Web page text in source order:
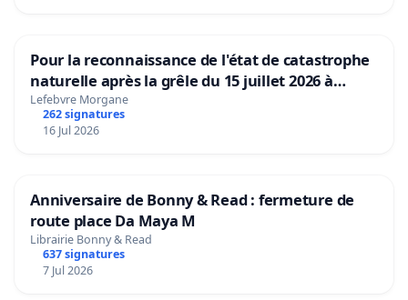
Pour la reconnaissance de l'état de catastrophe
naturelle après la grêle du 15 juillet 2026 à
Aubenas et ses alentours
Lefebvre Morgane
262 signatures
16 Jul 2026
Anniversaire de Bonny & Read : fermeture de
route place Da Maya M
Librairie Bonny & Read
637 signatures
7 Jul 2026